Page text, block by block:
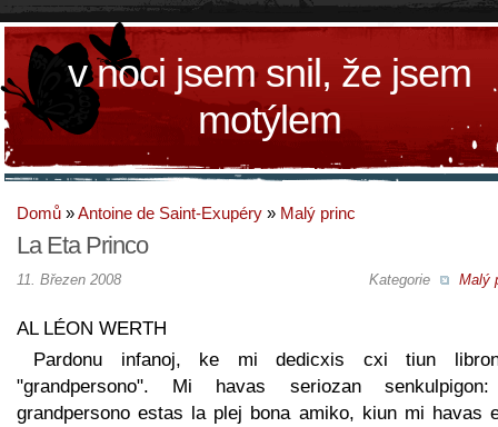
v noci jsem snil, že jsem
motýlem
Domů »Antoine de Saint-Exupéry » Malý princ
La Eta Princo
Kategorie Malý
11. Březen 2008
AL LÉON WERTH
Pardonu infanoj, ke mi dedicxis cxi tiun
"grandpersono". Mi havas seriozan
grandpersono estas la plej bona amiko, kiun mi havas